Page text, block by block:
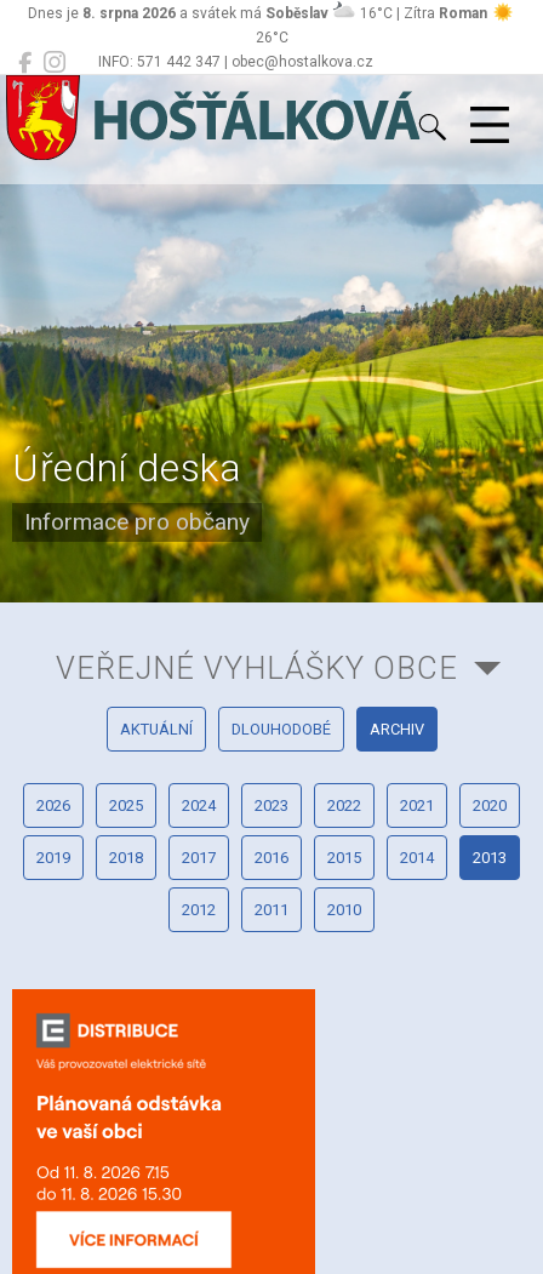
INFO: 571 442 347 | obec@hostalkova.cz
Dnes je 8. srpna 2026 a svátek má Soběslav 16°C | Zítra Roman
26°C
Hošťálková
Úřední deska
Informace pro občany
VEŘEJNÉ VYHLÁŠKY OBCE
AKTUÁLNÍ DLOUHODOBÉ ARCHIV
2026 2025 2024 2023 2022 2021 2020
2019 2018 2017 2016 2015 2014 2013
2012 2011 2010